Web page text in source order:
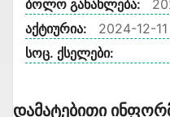
ბოლო განახლება:
აქტიურია:
2024-12-11
სოც. ქსელები:
Დამატებითი